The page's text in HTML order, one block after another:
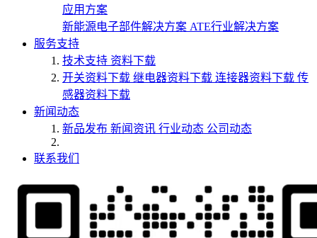
应用方案
新能源电子部件解决方案 ATE行业解决方案
服务支持
技术支持 资料下载
开关资料下载 继电器资料下载 连接器资料下载 传
感器资料下载
新闻动态
新品发布 新闻资讯 行业动态 公司动态
联系我们